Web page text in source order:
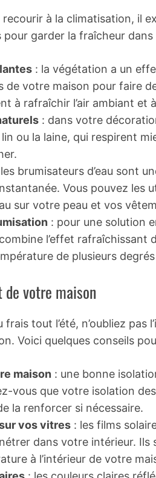
à la climatisation, il
pour garder la fraîcheur
: la végétation a un
de votre maison pour faire
à rafraîchir l’air ambiant et
: dans votre
ou la laine, qui respirent
brumisateurs d’eau sont
Vous pouvez les
sur votre peau et vos
: pour une solution
l’effet rafraîchissant
de plusieurs
votre maison
tout l’été, n’oubliez pas
Voici quelques conseils
maison : une bonne
vous que votre isolation
la renforcer si nécessaire.
vos vitres : les films
dans votre intérieur.
à l’intérieur de votre